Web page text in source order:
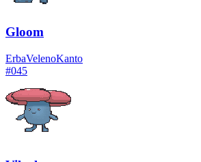
Gloom
ErbaVelenoKanto
#045